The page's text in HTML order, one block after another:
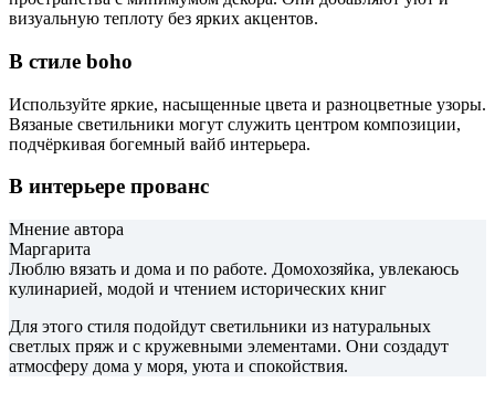
визуальную теплоту без ярких акцентов.
В стиле boho
Используйте яркие, насыщенные цвета и разноцветные узоры.
Вязаные светильники могут служить центром композиции,
подчёркивая богемный вайб интерьера.
В интерьере прованс
Мнение автора
Маргарита
Люблю вязать и дома и по работе. Домохозяйка, увлекаюсь
кулинарией, модой и чтением исторических книг
Для этого стиля подойдут светильники из натуральных
светлых пряж и с кружевными элементами. Они создадут
атмосферу дома у моря, уюта и спокойствия.